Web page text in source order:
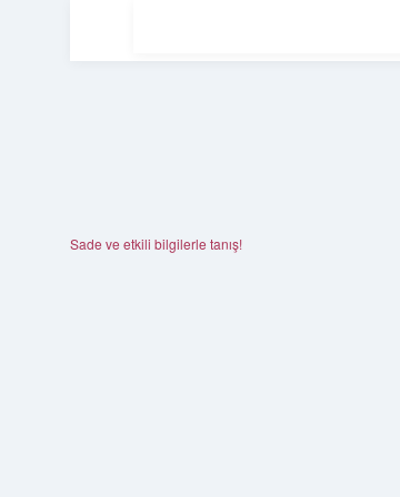
Sade ve etkili bilgilerle tanış!